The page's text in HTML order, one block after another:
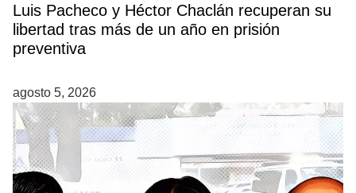
Luis Pacheco y Héctor Chaclán recuperan su
libertad tras más de un año en prisión
preventiva
agosto 5, 2026